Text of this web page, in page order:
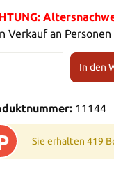
Verkauf an
In den
11144
Sie erhalten 419